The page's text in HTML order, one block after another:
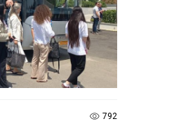
792